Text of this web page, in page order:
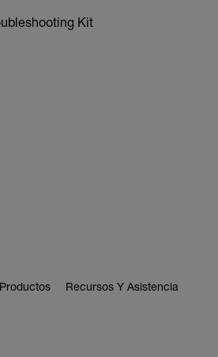
Kit
Recursos Y Asistencia